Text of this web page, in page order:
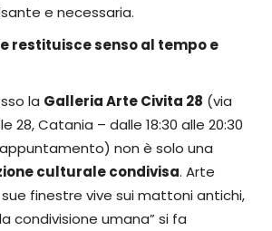
e necessaria.
restituisce senso al tempo e
la Galleria Arte Civita 28 (via
28, Catania – dalle 18:30 alle 20:30
non è solo una
culturale condivisa. Arte
finestre vive sui mattoni antichi,
condivisione umana” si fa